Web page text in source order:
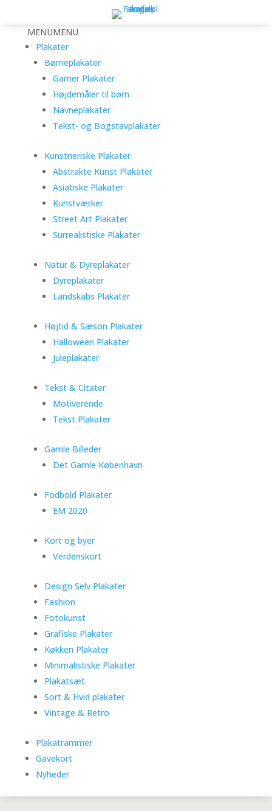
MENUMENU
Plakater
Børneplakater
Gamer Plakater
Højdemåler til børn
Navneplakater
Tekst- og Bogstavplakater
Kunstneriske Plakater
Abstrakte Kunst Plakater
Asiatiske Plakater
Kunstværker
Street Art Plakater
Surrealistiske Plakater
Natur & Dyreplakater
Dyreplakater
Landskabs Plakater
Højtid & Sæson Plakater
Halloween Plakater
Juleplakater
Tekst & Citater
Motiverende
Tekst Plakater
Gamle Billeder
Det Gamle København
Fodbold Plakater
EM 2020
Kort og byer
Verdenskort
Design Selv Plakater
Fashion
Fotokunst
Grafiske Plakater
Køkken Plakater
Minimalistiske Plakater
Plakatsæt
Sort & Hvid plakater
Vintage & Retro
Plakatrammer
Gavekort
Nyheder